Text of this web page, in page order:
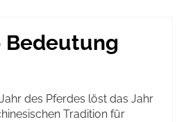
Bedeutung
des Pferdes löst das Jahr
Tradition für